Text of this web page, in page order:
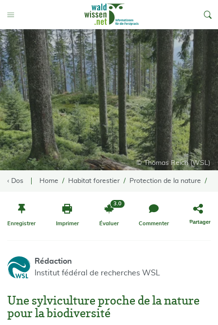
Toggle Menu
© Thomas Reich (WSL)
‹ Dos Home Habitat forestier Protection de la nature
Enregistrer Imprimer Évaluer
3.0
Commenter Partager
Rédaction
Institut fédéral de recherches WSL
Une sylviculture proche de la nature
pour la biodiversité